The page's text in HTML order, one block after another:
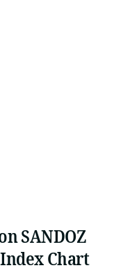
SANDOZ
Chart